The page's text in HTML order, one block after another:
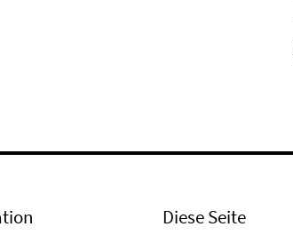
Diese Seite